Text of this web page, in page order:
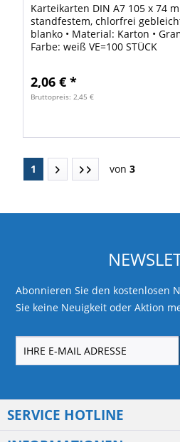
Karteikarten DIN A7 105 x 74
standfestem, chlorfrei
blanko • Material: Karton •
Farbe: weiß VE=100 STÜCK
2,06 € *
Bruttopreis: 2,45 €
1 von 3
Abonnieren Sie den kostenlosen
Sie keine Neuigkeit oder Aktion
SERVICE HOTLINE